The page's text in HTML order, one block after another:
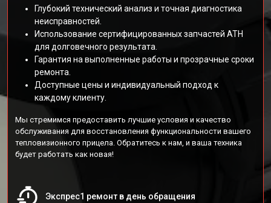
Глубокий технический анализ и точная диагностика
неисправностей.
Использование сертифицированных запчастей АТН
для долговечного результата.
Гарантия на выполненные работы и прозрачные сроки
ремонта.
Доступные цены и индивидуальный подход к
каждому клиенту.
Мы стремимся предоставить лучшие условия и качество
обслуживания для восстановления функциональности вашего
тепловизионного прицела. Обратитесь к нам, и ваша техника
будет работать как новая!
Экспрес1 ремонт в день обращения